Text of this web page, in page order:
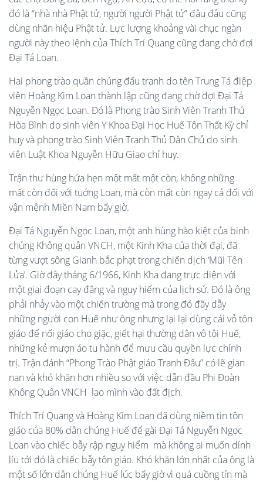
đó là “nhà nhà Phật tử, người người Phật tử” đâu đâu cũng
dùng nhãn hiệu Phật tử. Lực lượng khoảng vài chục ngàn
người này theo lệnh của Thích Trí Quang cũng đang chờ đợi
Đại Tá Loan.
Hai phong trào quần chúng đấu tranh do tên Trung Tá điệp
viên Hoàng Kim Loan thành lập cũng đang chờ đợi Đại Tá
Nguyễn Ngọc Loan. Đó là Phong trào Sinh Viên Tranh Thủ
Hòa Bình do sinh viên Y Khoa Đại Học Huế Tôn Thất Kỳ chỉ
huy và phong trào Sinh Viên Tranh Thủ Dân Chủ do sinh
viên Luật Khoa Nguyễn Hữu Giao chỉ huy.
Trận thư hùng hứa hẹn một mất một còn, không những
mất còn đối với tuớng Loan, mà còn mất còn ngay cả đối với
vận mệnh Miền Nam bấy giờ.
Đại Tá Nguyễn Ngọc Loan, một anh hùng hào kiệt của binh
chủng Không quân VNCH, một Kinh Kha của thời đại, đã
từng vượt sông Gianh bắc phạt trong chiến dịch ‘Mũi Tên
Lửa’. Giờ đây tháng 6/1966, Kinh Kha đang trực diện với
một giai đoạn cay đắng và nguy hiểm của lịch sử. Đó là ông
phải nhảy vào một chiến trường mà trong đó đầy dẫy
những người con Huế như ông nhưng lại lại dùng cái vỏ tôn
giáo để nối giáo cho giặc, giết hại thường dân vô tội Huế,
những kẻ mượn áo tu hành để mưu cầu quyền lực chính
trị. Trận đánh “Phong Trào Phật giáo Tranh Đấu” có lẽ gian
nan và khó khăn hơn nhiều so với việc dẫn đầu Phi Đoàn
Không Quân VNCH lao mình vào đất địch.
Thích Trí Quang và Hoàng Kim Loan đã dùng niềm tin tôn
giáo của 80% dân chúng Huế để gài Đại Tá Nguyễn Ngọc
Loan vào chiếc bẫy rập nguy hiểm mà không ai muốn dính
líu tới đó là chiếc bẫy tôn giáo. Khó khăn lớn nhất của ông là
một số lớn dân chúng Huế lúc bấy giờ vì quá cuồng tín mà